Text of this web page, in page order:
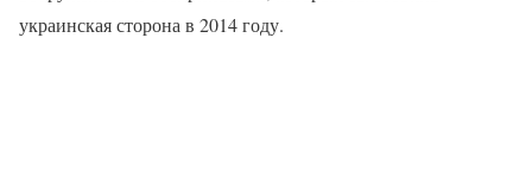
украинская сторона в 2014 году.